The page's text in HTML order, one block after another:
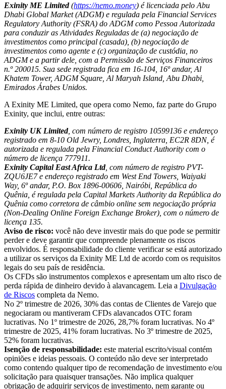
Exinity ME Limited(https://nemo.money) é licenciada pelo Abu
Dhabi Global Market (ADGM) e regulada pela Financial Services
Regulatory Authority (FSRA) do ADGM como Pessoa Autorizada
para conduzir as Atividades Reguladas de (a) negociação de
investimentos como principal (casada), (b) negociação de
investimentos como agente e (c) organização de custódia, no
ADGM e a partir dele, com a Permissão de Serviços Financeiros
n.º 200015. Sua sede registrada fica em 16-104, 16º andar, Al
Khatem Tower, ADGM Square, Al Maryah Island, Abu Dhabi,
Emirados Árabes Unidos.
A Exinity ME Limited, que opera como Nemo, faz parte do Grupo
Exinity, que inclui, entre outras:
Exinity UK Limited, com número de registro 10599136 e endereço
registrado em 8-10 Old Jewry, Londres, Inglaterra, EC2R 8DN, é
autorizada e regulada pela Financial Conduct Authority com o
número de licença 777911.
Exinity Capital East Africa Ltd, com número de registro PVT-
ZQU6JE7 e endereço registrado em West End Towers, Waiyaki
Way, 6º andar, P.O. Box 1896-00606, Nairóbi, República do
Quênia, é regulada pela Capital Markets Authority da República do
Quênia como corretora de câmbio online sem negociação própria
(Non-Dealing Online Foreign Exchange Broker), com o número de
licença 135.
Aviso de risco: você não deve investir mais do que pode se permitir
perder e deve garantir que compreende plenamente os riscos
envolvidos. É responsabilidade do cliente verificar se está autorizado
a utilizar os serviços da Exinity ME Ltd de acordo com os requisitos
legais do seu país de residência.
Os CFDs são instrumentos complexos e apresentam um alto risco de
perda rápida de dinheiro devido à alavancagem. Leia a Divulgação
de Riscos completa da Nemo.
No 2º trimestre de 2026, 30% das contas de Clientes de Varejo que
negociaram ou mantiveram CFDs alavancados OTC foram
lucrativas. No 1º trimestre de 2026, 28,7% foram lucrativas. No 4º
trimestre de 2025, 41% foram lucrativas. No 3º trimestre de 2025,
52% foram lucrativas.
Isenção de responsabilidade: este material escrito/visual contém
opiniões e ideias pessoais. O conteúdo não deve ser interpretado
como contendo qualquer tipo de recomendação de investimento e/ou
solicitação para quaisquer transações. Não implica qualquer
obrigação de adquirir serviços de investimento, nem garante ou